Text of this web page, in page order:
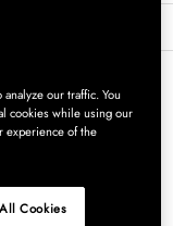
our traffic. You
cookies while using our
experience of the
Cookies